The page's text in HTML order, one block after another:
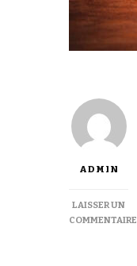
ADMIN
LAISSER UN
COMMENTAIRE